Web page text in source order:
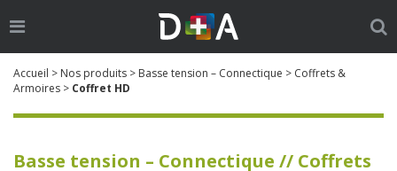
Ouvrir
le
menu
la
Go
Accueil > Nos produits > Basse tension – Connectique > Coffrets &
Armoires > Coffret HD
Basse tension – Connectique // Coffrets